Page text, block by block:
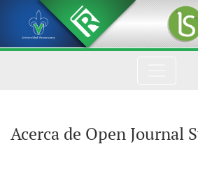
Acerca de Open Journal Systems
Acerca de Open Journal